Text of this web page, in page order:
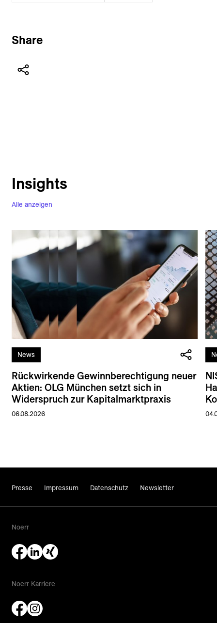
Share
Alle anzeigen
Insights
News
Rückwirkende Gewinnberechtigung neuer
Aktien: OLG München setzt sich in
Widerspruch zur Kapitalmarktpraxis
06.08.2026
Presse Impressum Datenschutz Newsletter
Noerr
Noerr Karriere